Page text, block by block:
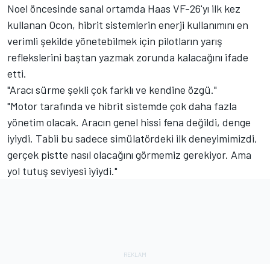
Noel öncesinde sanal ortamda Haas VF-26'yı ilk kez
kullanan Ocon, hibrit sistemlerin enerji kullanımını en
verimli şekilde yönetebilmek için pilotların yarış
reflekslerini baştan yazmak zorunda kalacağını ifade
etti.
"Aracı sürme şekli çok farklı ve kendine özgü."
"Motor tarafında ve hibrit sistemde çok daha fazla
yönetim olacak. Aracın genel hissi fena değildi, denge
iyiydi. Tabii bu sadece simülatördeki ilk deneyimimizdi,
gerçek pistte nasıl olacağını görmemiz gerekiyor. Ama
yol tutuş seviyesi iyiydi."